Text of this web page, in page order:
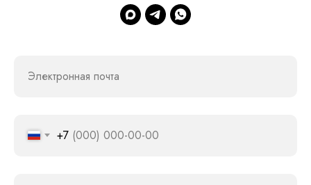
Электронная почта
+7